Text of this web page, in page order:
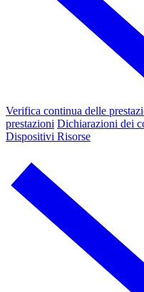
Verifica continua delle
prestazioni Dichiarazioni dei
Dispositivi Risorse